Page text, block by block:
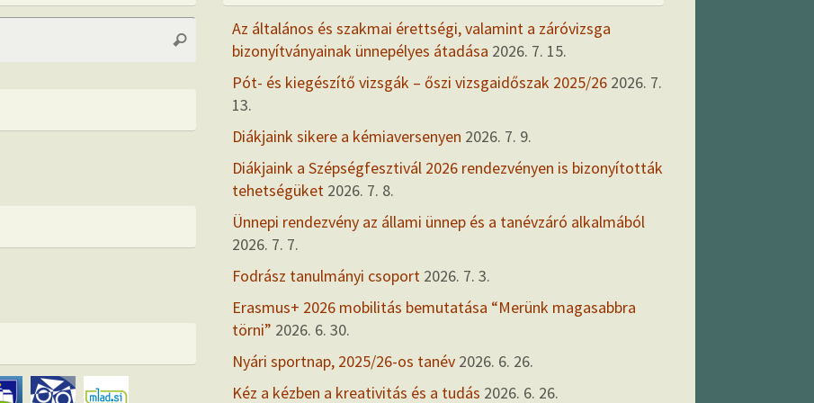
Search
Search
Az általános és szakmai érettségi, valamint a záróvizsga
bizonyítványainak ünnepélyes átadása 2026. 7. 15.
Pót- és kiegészítő vizsgák – őszi vizsgaidőszak 2025/26 2026. 7.
13.
Diákjaink sikere a kémiaversenyen 2026. 7. 9.
Diákjaink a Szépségfesztivál 2026 rendezvényen is bizonyították
tehetségüket 2026. 7. 8.
Ünnepi rendezvény az állami ünnep és a tanévzáró alkalmából
2026. 7. 7.
Fodrász tanulmányi csoport 2026. 7. 3.
Erasmus+ 2026 mobilitás bemutatása “Merünk magasabbra
törni” 2026. 6. 30.
Nyári sportnap, 2025/26-os tanév 2026. 6. 26.
Kéz a kézben a kreativitás és a tudás 2026. 6. 26.